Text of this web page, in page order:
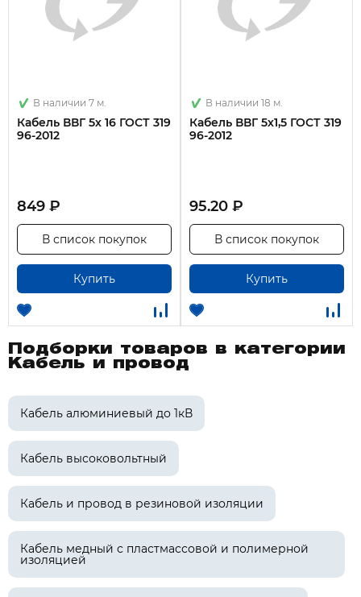
В наличии 7 м.
Кабель ВВГ 5х 16 ГОСТ 319
96-2012
849 ₽
Купить
В список покупок
В наличии 18 м.
Кабель ВВГ 5х1,5 ГОСТ 319
96-2012
95.20 ₽
Купить
В список покупок
Подборки товаров в категории
Кабель и провод
Кабель алюминиевый до 1кВ
Кабель высоковольтный
Кабель и провод в резиновой изоляции
Кабель медный с пластмассовой и полимерной
изоляцией